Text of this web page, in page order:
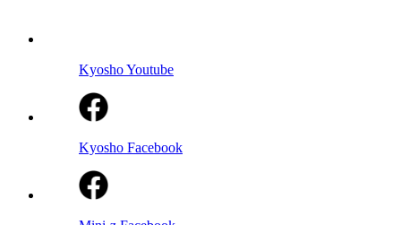
Kyosho Youtube
Kyosho Facebook